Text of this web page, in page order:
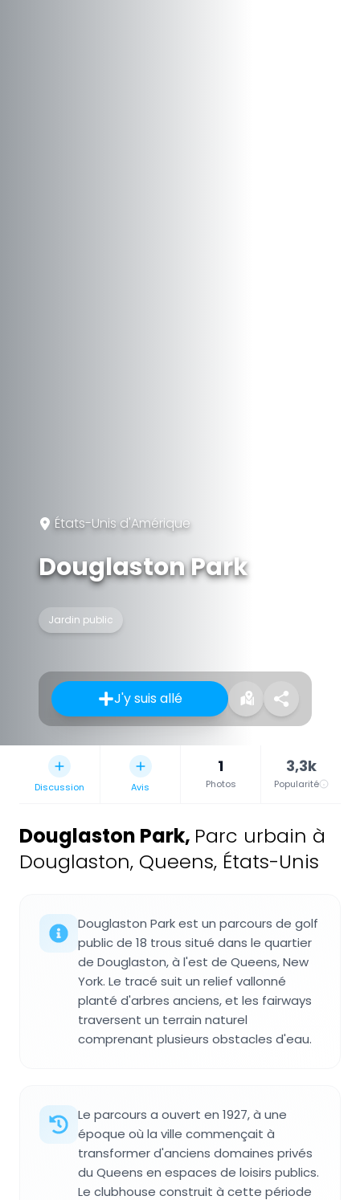
États-Unis d'Amérique
Douglaston Park
Jardin public
J'y suis allé
Discussion Avis
1
Photos
3,3k
Popularité
Douglaston Park, Parc urbain à
Douglaston, Queens, États-Unis
Douglaston Park est un parcours de golf
public de 18 trous situé dans le quartier
de Douglaston, à l'est de Queens, New
York. Le tracé suit un relief vallonné
planté d'arbres anciens, et les fairways
traversent un terrain naturel
comprenant plusieurs obstacles d'eau.
Le parcours a ouvert en 1927, à une
époque où la ville commençait à
transformer d'anciens domaines privés
du Queens en espaces de loisirs publics.
Le clubhouse construit à cette période